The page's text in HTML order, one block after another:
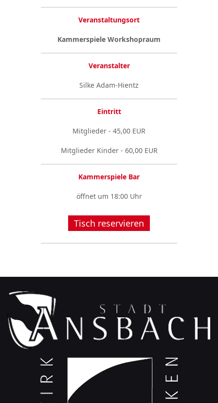
Veranstaltungsort
Kammerspiele Workshopraum
Veranstalter
Silke Adam-Hientz
Eintritt
Mitglieder - 45,00 EUR
Mitglieder Kinder - 60,00 EUR
Kammerspiele Bar
öffnet um 18:00 Uhr
Tisch reservieren